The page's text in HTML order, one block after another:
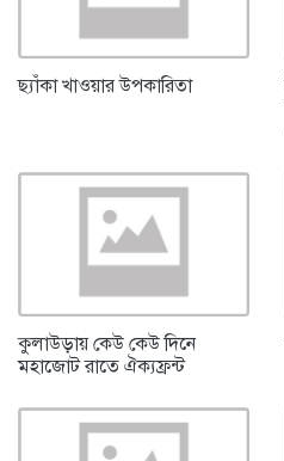
ছ্যাঁকা খাওয়ার উপকারিতা
কুলাউড়ায় কেউ কেউ দিনে
মহাজোট রাতে ঐক্যফ্রন্ট